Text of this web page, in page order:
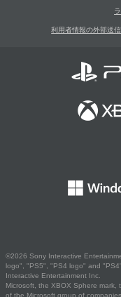
利用者情報の外部送
©2026 Sony Interactive
logo", "PS5", "PS4 logo" and
Interactive Entertainment Inc.
Microsoft, the XBOX Sphere
of the Microsoft group of companies.